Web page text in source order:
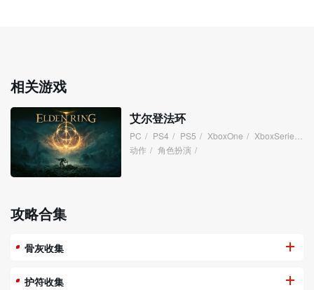
相关游戏
艾尔登法环
PC / PS4 / PS5 / XboxOne / XboxSeries
动作 / 角色扮演 /
攻略合集
骨灰收集
护符收集